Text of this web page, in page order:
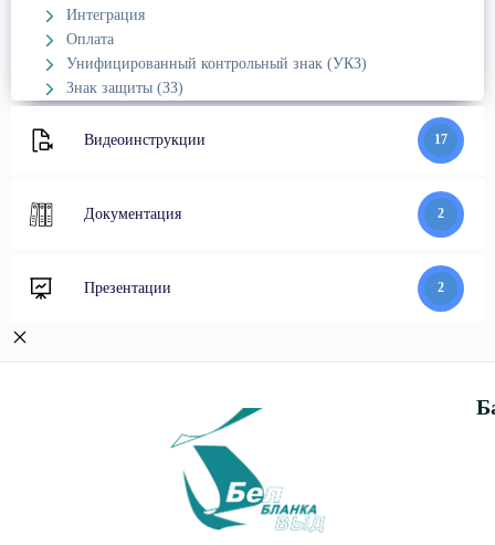
Интеграция
Оплата
Унифицированный контрольный знак (УКЗ)
Знак защиты (ЗЗ)
Видеоинструкции 17
Документация 2
Презентации 2